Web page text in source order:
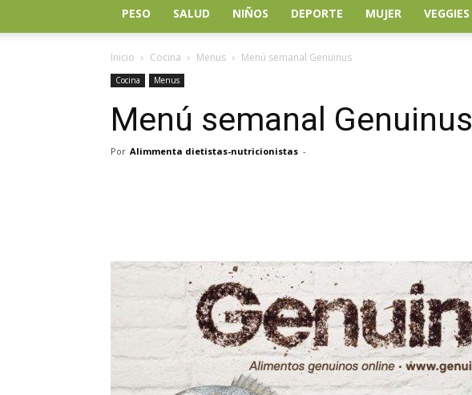
PESO SALUD NIÑOS DEPORTE MUJER VEGGIES
Inicio Cocina Menus Menú semanal Genuinus
Cocina Menus
Menú semanal Genuinus
Por Alimmenta dietistas-nutricionistas -